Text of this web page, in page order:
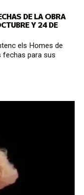
DE LA OBRA
Y 24 DE
els Homes de
fechas para sus